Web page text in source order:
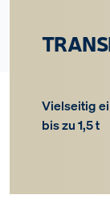
Vielseitig
bis zu 1,5 t